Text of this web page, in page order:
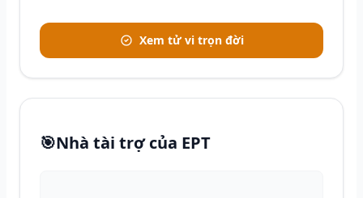
Xem tử vi trọn đời
🎯Nhà tài trợ của EPT